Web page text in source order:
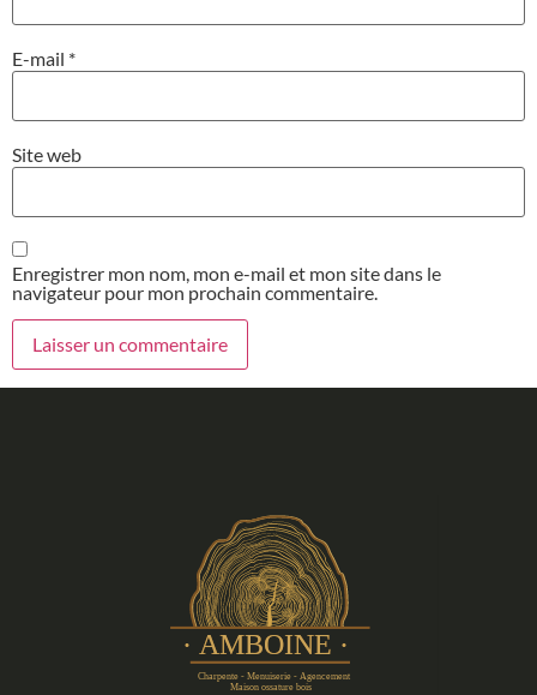
E-mail *
Site web
Enregistrer mon nom, mon e-mail et mon site dans le
navigateur pour mon prochain commentaire.